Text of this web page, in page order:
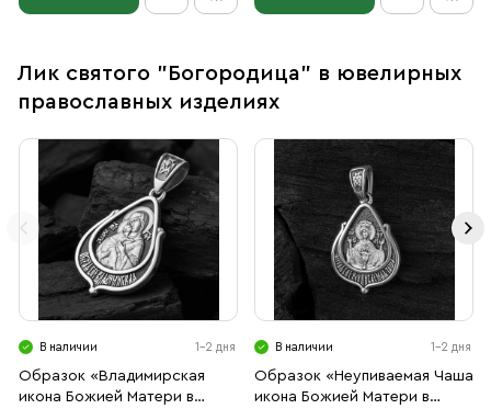
Лик святого "Богородица" в ювелирных
православных изделиях
В наличии 1-2 дня
Образок «Владимирская
икона Божией Матери в
В наличии 1-2 дня
Образок «Неупиваемая Чаша
икона Божией Матери в